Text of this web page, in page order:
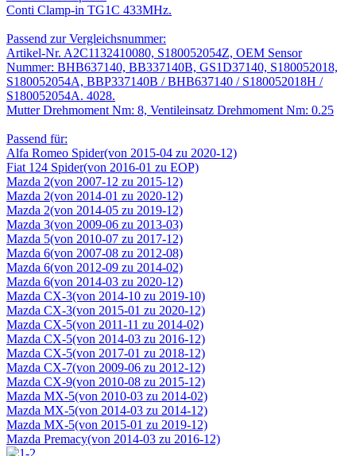
Conti Clamp-in TG1C 433MHz.
Passend zur Vergleichsnummer:
Artikel-Nr. A2C1132410080, S180052054Z, OEM Sensor
Nummer: BHB637140, BB337140B, GS1D37140, S180052018,
S180052054A, BBP337140B / BHB637140 / S180052018H /
S180052054A. 4028.
Mutter Drehmoment Nm: 8, Ventileinsatz Drehmoment Nm: 0.25
Passend für:
Alfa Romeo Spider(von 2015-04 zu 2020-12)
Fiat 124 Spider(von 2016-01 zu EOP)
Mazda 2(von 2007-12 zu 2015-12)
Mazda 2(von 2014-01 zu 2020-12)
Mazda 2(von 2014-05 zu 2019-12)
Mazda 3(von 2009-06 zu 2013-03)
Mazda 5(von 2010-07 zu 2017-12)
Mazda 6(von 2007-08 zu 2012-08)
Mazda 6(von 2012-09 zu 2014-02)
Mazda 6(von 2014-03 zu 2020-12)
Mazda CX-3(von 2014-10 zu 2019-10)
Mazda CX-3(von 2015-01 zu 2020-12)
Mazda CX-5(von 2011-11 zu 2014-02)
Mazda CX-5(von 2014-03 zu 2016-12)
Mazda CX-5(von 2017-01 zu 2018-12)
Mazda CX-7(von 2009-06 zu 2012-12)
Mazda CX-9(von 2010-08 zu 2015-12)
Mazda MX-5(von 2010-03 zu 2014-02)
Mazda MX-5(von 2014-03 zu 2014-12)
Mazda MX-5(von 2015-01 zu 2019-12)
Mazda Premacy(von 2014-03 zu 2016-12)